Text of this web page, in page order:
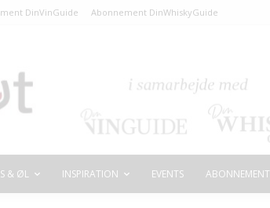
DinVinGuide Abonnement DinWhiskyGuide
& ØL INSPIRATION EVENTS ABONNEMENT